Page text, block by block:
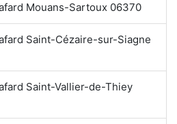
Mouans-Sartoux 06370
Saint-Cézaire-sur-Siagne
Saint-Vallier-de-Thiey